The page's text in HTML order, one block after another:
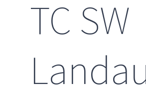
TC SW